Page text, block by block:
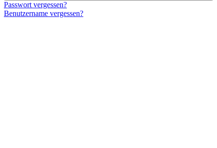
Passwort vergessen?
Benutzername vergessen?